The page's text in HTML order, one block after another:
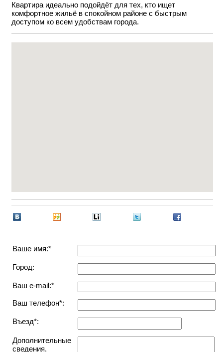
Квартира идеально подойдёт для тех, кто ищет
комфортное жильё в спокойном районе с быстрым
доступом ко всем удобствам города.
Ваше имя:*
Город:
Ваш e-mail:*
Ваш телефон*:
Въезд*:
Дополнительные
сведения,